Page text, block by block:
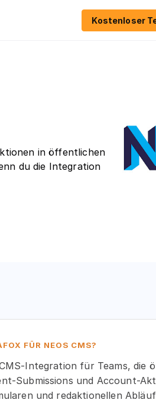
Compliance
Kostenloser
in öffentlichen
du die Integration
FÜR NEOS CMS?
Integration für Teams, die
Submissions und Account-
und redaktionellen